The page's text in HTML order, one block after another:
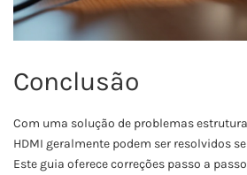
Conclusão
Com uma solução de problemas
HDMI geralmente podem ser resolvidos
Este guia oferece correções passo a